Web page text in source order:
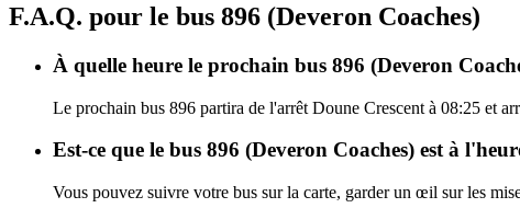
F.A.Q. pour le bus 896 (Deveron Coaches)
À quelle heure le prochain bus 896 (Deveron
Le prochain bus 896 partira de l'arrêt Doune Crescent à 08:25 et
Est-ce que le bus 896 (Deveron Coaches) est à
Vous pouvez suivre votre bus sur la carte, garder un œil sur les